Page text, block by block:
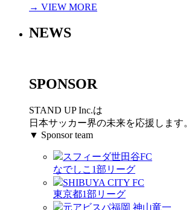
→ VIEW MORE
NEWS
SPONSOR
STAND UP Inc.は
日本サッカー界の未来を応援します。
▼ Sponsor team
スフィーダ世田谷FC
なでしこ1部リーグ
SHIBUYA CITY FC
東京都1部リーグ
元アビスパ福岡 神山竜一